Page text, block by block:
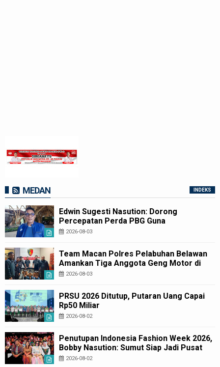
MEDAN INDEKS
Edwin Sugesti Nasution: Dorong
Percepatan Perda PBG Guna
Penyederhanaan Layanan Cepat dan
2026-08-03
Team Macan Polres Pelabuhan Belawan
Amankan Tiga Anggota Geng Motor di
Marelan Pasar 9
2026-08-03
PRSU 2026 Ditutup, Putaran Uang Capai
Rp50 Miliar
2026-08-02
Penutupan Indonesia Fashion Week 2026,
Bobby Nasution: Sumut Siap Jadi Pusat
Fashion Indonesia Lewat Wastra
2026-08-02